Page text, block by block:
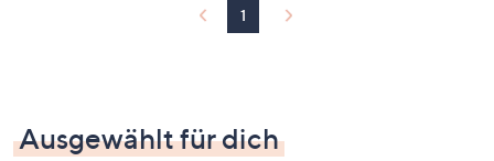
1
Ausgewählt für dich